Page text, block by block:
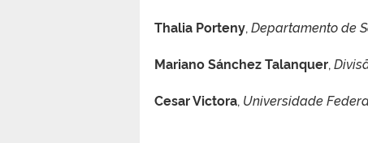
Thalia Porteny, Departamento de
Mariano Sánchez Talanquer,
Cesar Victora, Universidade